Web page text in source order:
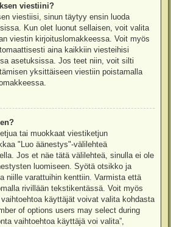
viestiini?
viestiisi, sinun täytyy ensin luoda
Kun olet luonut sellaisen, voit valita
viestin kirjoituslomakkeessa. Voit myös
aina kaikkiin viesteihisi
asetuksissa. Jos teet niin, voit silti
yksittäiseen viestiin poistamalla
tai muokkaat viestiketjun
"Luo äänestys"-välilehteä
Jos et näe tätä välilehteä, sinulla ei ole
luomiseen. Syötä otsikko ja
niille varattuihin kenttiin. Varmista että
rivillään tekstikentässä. Voit myös
käyttäjät voivat valita kohdasta
of options users may select during
vaihtoehtoa käyttäjä voi valita”,